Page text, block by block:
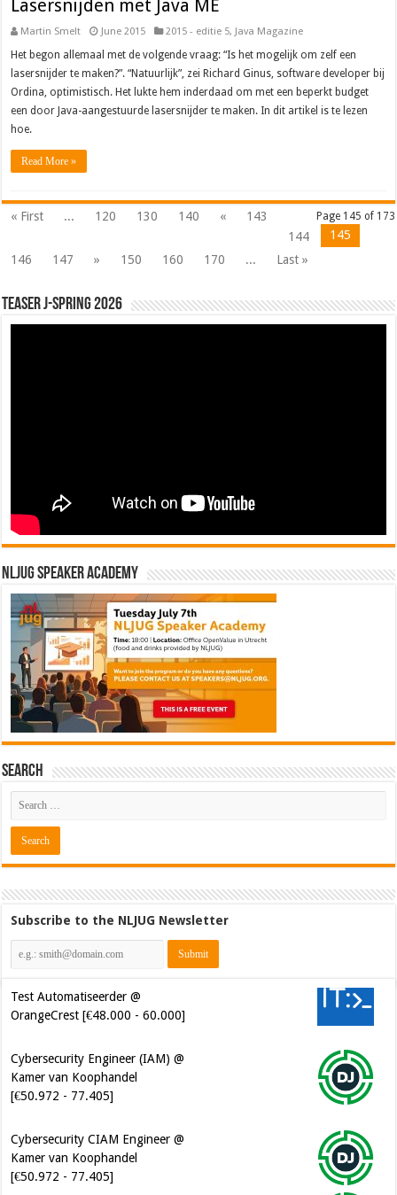
Lasersnijden met Java ME
Martin Smelt June 2015 2015 - editie 5, Java Magazine
Het begon allemaal met de volgende vraag: “Is het mogelijk om zelf een
lasersnijder te maken?”. “Natuurlijk”, zei Richard Ginus, software developer bij
Ordina, optimistisch. Het lukte hem inderdaad om met een beperkt budget
een door Java-aangestuurde lasersnijder te maken. In dit artikel is te lezen
hoe.
Read More »
Page 145 of 173
« First ... 120 130 140 «
143
144
145
146
147 » 150 160 170 ... Last »
Teaser J-Spring 2026
NLJUG Speaker Academy
Search
Subscribe to the NLJUG Newsletter
Test Automatiseerder @
OrangeCrest [€48.000 - 60.000]
Cybersecurity Engineer (IAM) @
Kamer van Koophandel
[€50.972 - 77.405]
Cybersecurity CIAM Engineer @
Kamer van Koophandel
[€50.972 - 77.405]